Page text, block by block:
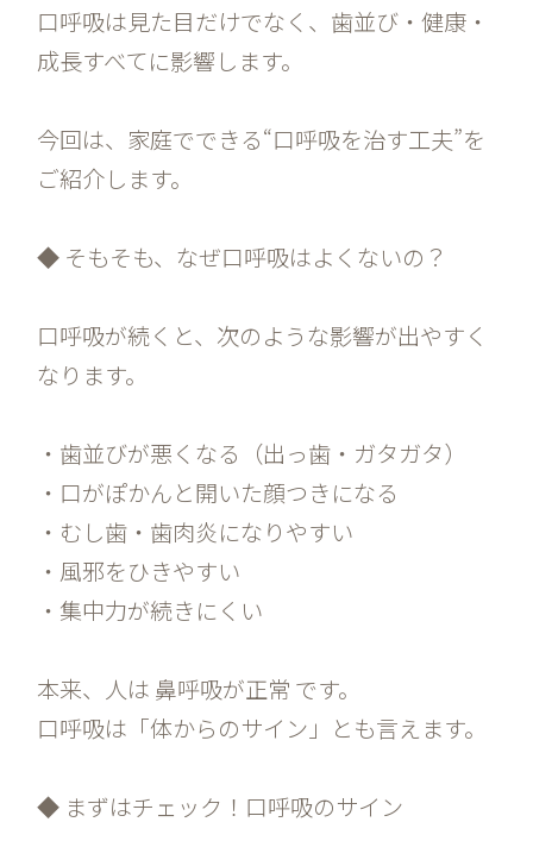
口呼吸は見た目だけでなく、歯並び・健康・
成長すべてに影響します。
今回は、家庭でできる“口呼吸を治す工夫”を
ご紹介します。
◆ そもそも、なぜ口呼吸はよくないの？
口呼吸が続くと、次のような影響が出やすく
なります。
・歯並びが悪くなる（出っ歯・ガタガタ）
・口がぽかんと開いた顔つきになる
・むし歯・歯肉炎になりやすい
・風邪をひきやすい
・集中力が続きにくい
本来、人は 鼻呼吸が正常 です。
口呼吸は「体からのサイン」とも言えます。
◆ まずはチェック！口呼吸のサイン